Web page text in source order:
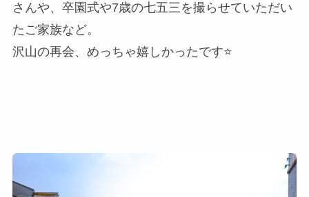
さんや、卒園式や7歳の七五三を撮らせていただい
たご家族など。
沢山の再会、めっちゃ嬉しかったです⭐️